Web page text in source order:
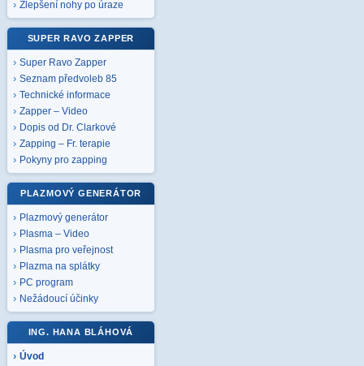
Zlepšení nohy po úraze
SUPER RAVO ZAPPER
Super Ravo Zapper
Seznam předvoleb 85
Technické informace
Zapper – Video
Dopis od Dr. Clarkové
Zapping – Fr. terapie
Pokyny pro zapping
PLAZMOVÝ GENERÁTOR
Plazmový generátor
Plasma – Video
Plasma pro veřejnost
Plazma na splátky
PC program
Nežádoucí účinky
ING. HANA BLÁHOVÁ
Úvod